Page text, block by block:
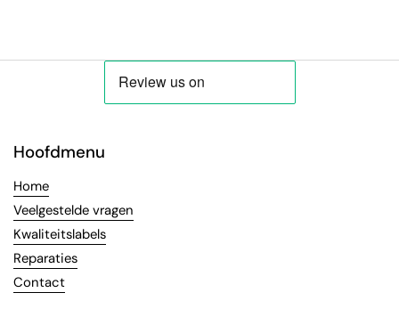
Hoofdmenu
Home
Veelgestelde vragen
Kwaliteitslabels
Reparaties
Contact